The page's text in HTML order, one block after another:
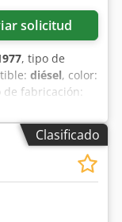
solicitud
, tipo de
diésel, color:
de fabricación:
70 km/h
Clasificado